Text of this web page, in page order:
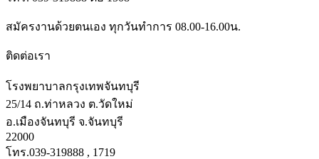
สมัครงานด้วยตนเอง ทุกวันทำการ 08.00-16.00น.
ติดต่อเรา
โรงพยาบาลกรุงเทพจันทบุรี
25/14 ถ.ท่าหลวง ต.วัดใหม่
อ.เมืองจันทบุรี จ.จันทบุรี
22000
โทร.039-319888 , 1719